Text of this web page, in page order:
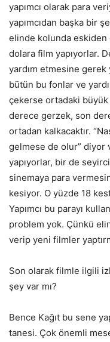
yapımcı olarak para
yapımcıdan başka bir
elinde kolunda
dolara film yapıyorlar.
yardım etmesine
bütün bu fonlar ve
çekerse ortadaki
derece gerzek, son
ortadan kalkacaktır.
gelmese de olur”
yapıyorlar, bir de
sinemaya para
kesiyor. O yüzde 18
Yapımcı bu parayı
problem yok. Çünkü
verip yeni filmler
Son olarak filmle ilgili
şey var mı?
Bence Kağıt bu sene
tanesi. Çok önemli